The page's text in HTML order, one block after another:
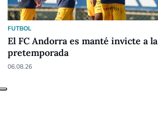
FUTBOL
El FC Andorra es manté invicte a la
pretemporada
06.08.26